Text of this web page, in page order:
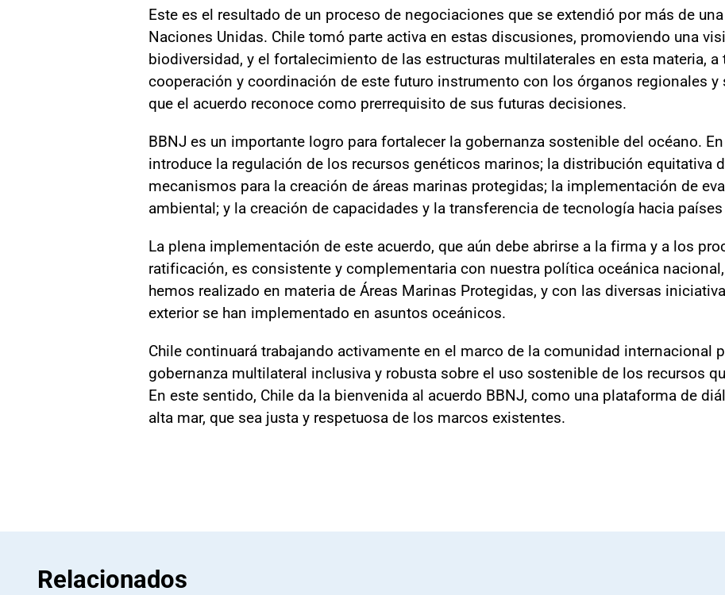
Este es el resultado de un proceso de negociaciones que se extendió por más de
Naciones Unidas. Chile tomó parte activa en estas discusiones, promoviendo una
biodiversidad, y el fortalecimiento de las estructuras multilaterales en esta materia,
cooperación y coordinación de este futuro instrumento con los órganos regionales y
que el acuerdo reconoce como prerrequisito de sus futuras decisiones.
BBNJ es un importante logro para fortalecer la gobernanza sostenible del océano.
introduce la regulación de los recursos genéticos marinos; la distribución equitativa
mecanismos para la creación de áreas marinas protegidas; la implementación de
ambiental; y la creación de capacidades y la transferencia de tecnología hacia
La plena implementación de este acuerdo, que aún debe abrirse a la firma y a los
ratificación, es consistente y complementaria con nuestra política oceánica
hemos realizado en materia de Áreas Marinas Protegidas, y con las diversas
exterior se han implementado en asuntos oceánicos.
Chile continuará trabajando activamente en el marco de la comunidad internacional
gobernanza multilateral inclusiva y robusta sobre el uso sostenible de los recursos
En este sentido, Chile da la bienvenida al acuerdo BBNJ, como una plataforma de
alta mar, que sea justa y respetuosa de los marcos existentes.
Relacionados